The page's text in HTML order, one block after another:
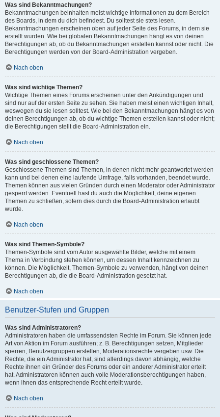
Was sind Bekanntmachungen?
Bekanntmachungen beinhalten meist wichtige Informationen zu dem Bereich
des Boards, in dem du dich befindest. Du solltest sie stets lesen.
Bekanntmachungen erscheinen oben auf jeder Seite des Forums, in dem sie
erstellt wurden. Wie bei globalen Bekanntmachungen hängt es von deinen
Berechtigungen ab, ob du Bekanntmachungen erstellen kannst oder nicht. Die
Berechtigungen werden von der Board-Administration vergeben.
Nach oben
Was sind wichtige Themen?
Wichtige Themen eines Forums erscheinen unter den Ankündigungen und
sind nur auf der ersten Seite zu sehen. Sie haben meist einen wichtigen Inhalt,
weswegen du sie lesen solltest. Wie bei den Bekanntmachungen hängt es von
deinen Berechtigungen ab, ob du wichtige Themen erstellen kannst oder nicht;
die Berechtigungen stellt die Board-Administration ein.
Nach oben
Was sind geschlossene Themen?
Geschlossene Themen sind Themen, in denen nicht mehr geantwortet werden
kann und bei denen eine laufende Umfrage, falls vorhanden, beendet wurde.
Themen können aus vielen Gründen durch einen Moderator oder Administrator
gesperrt werden. Eventuell hast du auch die Möglichkeit, deine eigenen
Themen zu schließen, sofern dies durch die Board-Administration erlaubt
wurde.
Nach oben
Was sind Themen-Symbole?
Themen-Symbole sind vom Autor ausgewählte Bilder, welche mit einem
Thema in Verbindung stehen können, um dessen Inhalt kennzeichnen zu
können. Die Möglichkeit, Themen-Symbole zu verwenden, hängt von deinen
Berechtigungen ab, die die Board-Administration gesetzt hat.
Nach oben
Benutzer-Stufen und Gruppen
Was sind Administratoren?
Administratoren haben die umfassendsten Rechte im Forum. Sie können jede
Art von Aktion im Forum ausführen; z. B. Berechtigungen setzen, Mitglieder
sperren, Benutzergruppen erstellen, Moderationsrechte vergeben usw. Die
Rechte, die ein Administrator hat, sind allerdings davon abhängig, welche
Rechte ihnen ein Gründer des Forums oder ein anderer Administrator erteilt
hat. Administratoren können auch volle Moderationsberechtigungen haben,
wenn ihnen das entsprechende Recht erteilt wurde.
Nach oben